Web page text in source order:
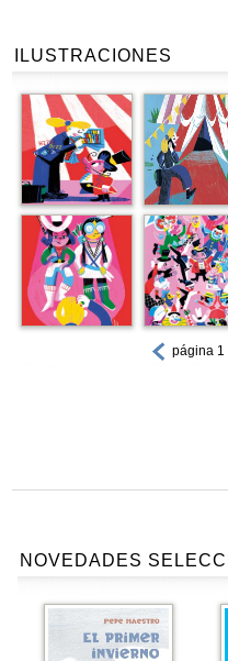
ILUSTRACIONES
página 1
NOVEDADES